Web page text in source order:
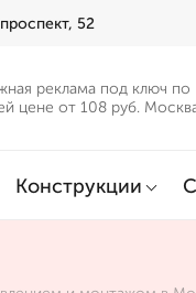
52
реклама под ключ по
цене от 108 руб.
Конструкции